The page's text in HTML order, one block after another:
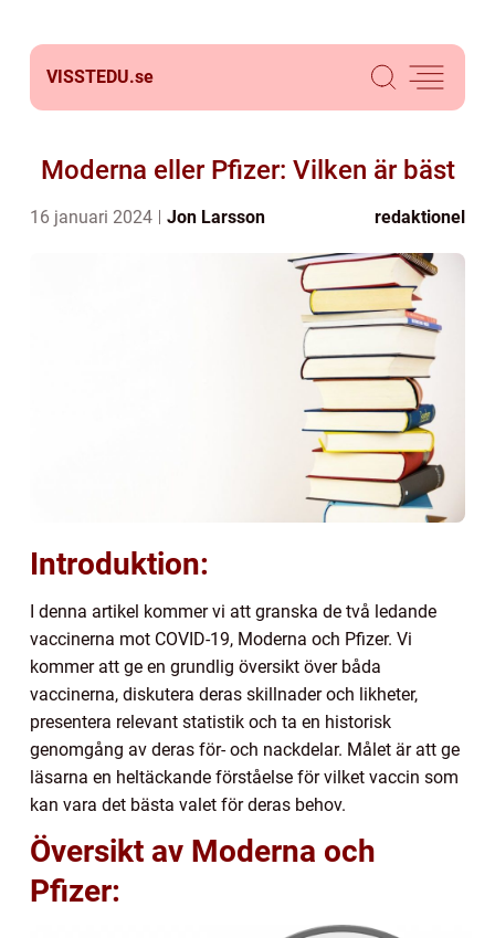
VISSTEDU.se
Moderna eller Pfizer: Vilken är bäst
16 januari 2024 Jon Larsson redaktionel
Introduktion:
I denna artikel kommer vi att granska de två ledande
vaccinerna mot COVID-19, Moderna och Pfizer. Vi
kommer att ge en grundlig översikt över båda
vaccinerna, diskutera deras skillnader och likheter,
presentera relevant statistik och ta en historisk
genomgång av deras för- och nackdelar. Målet är att ge
läsarna en heltäckande förståelse för vilket vaccin som
kan vara det bästa valet för deras behov.
Översikt av Moderna och
Pfizer: